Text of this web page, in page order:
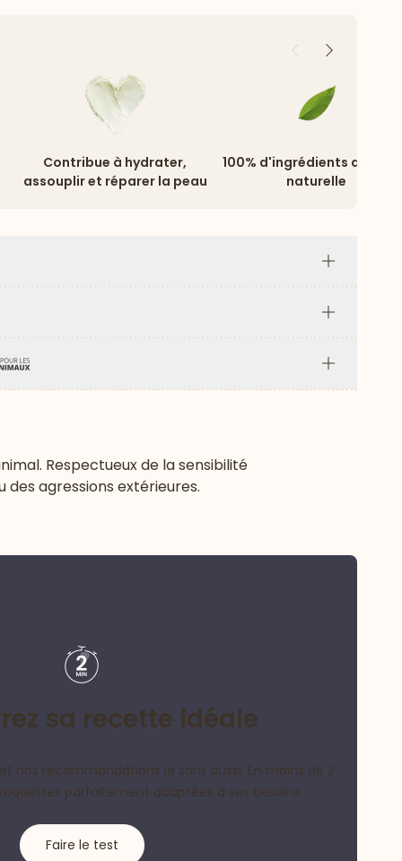
PrécédentSuivant
Contribue à hydrater,
assouplir et réparer la peau
100% d'ingrédients
naturelle
Plus
Plus
Respectueux de la sensibilité
agressions extérieures.
sa recette idéale
nos recommandations le sont aussi. En moins de 2
parfaitement adaptées à ses besoins.
Faire le test